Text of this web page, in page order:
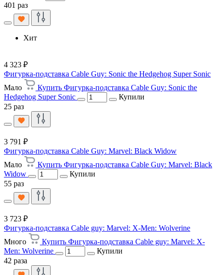
401 раз
Хит
4 323 ₽
Фигурка-подставка Cable Guy: Sonic the Hedgehog Super Sonic
Мало
Купить Фигурка-подставка Cable Guy: Sonic the
Hedgehog Super Sonic
Купили
25 раз
3 791 ₽
Фигурка-подставка Cable Guy: Marvel: Black Widow
Мало
Купить Фигурка-подставка Cable Guy: Marvel: Black
Widow
Купили
55 раз
3 723 ₽
Фигурка-подставка Cable guy: Marvel: X-Men: Wolverine
Много
Купить Фигурка-подставка Cable guy: Marvel: X-
Men: Wolverine
Купили
42 раза